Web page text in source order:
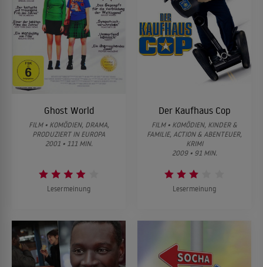
Ghost World
FILM • KOMÖDIEN, DRAMA,
PRODUZIERT IN EUROPA
2001 • 111 MIN.
Lesermeinung
Der Kaufhaus Cop
FILM • KOMÖDIEN, KINDER &
FAMILIE, ACTION & ABENTEUER,
KRIMI
2009 • 91 MIN.
Lesermeinung